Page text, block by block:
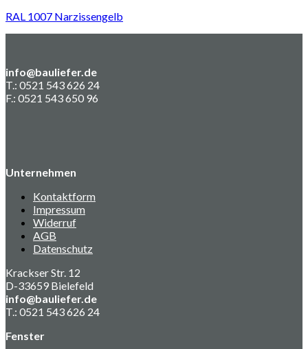
RAL 1007 Narzissengelb
info@bauliefer.de
T.: 0521 543 626 24
F.: 0521 543 650 96
Unternehmen
Kontaktform
Impressum
Widerruf
AGB
Datenschutz
Krackser Str. 12
D-33659 Bielefeld
info@bauliefer.de
T.: 0521 543 626 24
Fenster